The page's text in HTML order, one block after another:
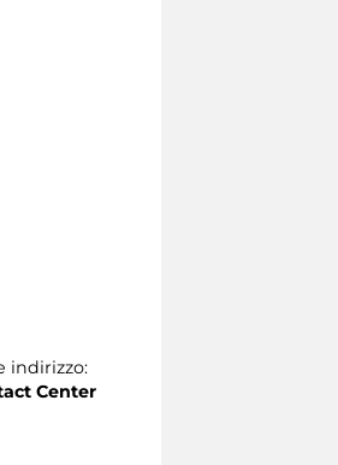
indirizzo:
Center